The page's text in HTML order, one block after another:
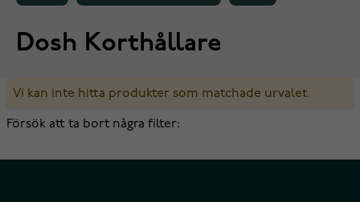
Dosh Korthållare
Vi kan inte hitta produkter som matchade urvalet.
Försök att ta bort några filter: